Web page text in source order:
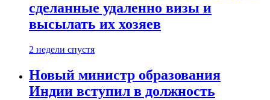
сделанные удаленно визы и
высылать их хозяев
2 недели спустя
Новый министр образования
Индии вступил в должность